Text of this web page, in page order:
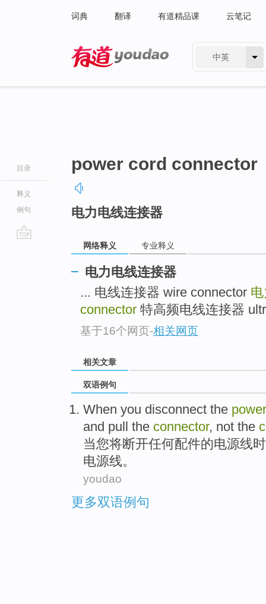
词典 翻译 有道精品课 云笔记
中英
目录
释义
例句
power cord connector
电力电线连接器
网络释义 专业释义
电力电线连接器
... 电线连接器 wire connector
connector 特高频电线连接器
基于16个网页-相关网页
相关文章
双语例句
When you disconnect the
and pull the connector, not the
当您将断开任何配件的电源线
电源线。
youdao
更多双语例句